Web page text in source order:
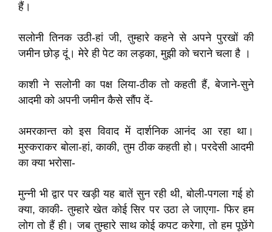
हैं।
सलोनी तिनक उठी-हां जी, तुम्हारे कहने से अपने पुरखों की
जमीन छोड़ दूं। मेरे ही पेट का लड़का, मुझी को चराने चला है ।
काशी ने सलोनी का पक्ष लिया-ठीक तो कहती हैं, बेजाने-सुने
आदमी को अपनी जमीन कैसे सौंप दें-
अमरकान्त को इस विवाद में दार्शनिक आनंद आ रहा था।
मुस्कराकर बोला-हां, काकी, तुम ठीक कहती हो। परदेसी आदमी
का क्या भरोसा-
मुन्नी भी द्वार पर खड़ी यह बातें सुन रही थी, बोली-पगला गई हो
क्या, काकी- तुम्हारे खेत कोई सिर पर उठा ले जाएगा- फिर हम
लोग तो हैं ही। जब तुम्हारे साथ कोई कपट करेगा, तो हम पूछेंगे